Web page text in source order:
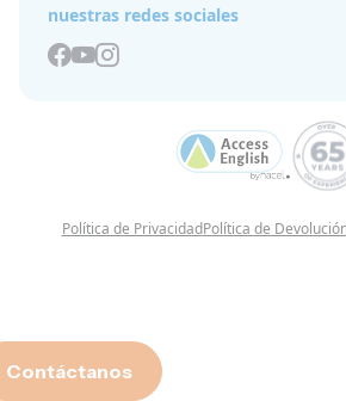
nuestras redes sociales
Política de PrivacidadPolítica de
Contáctanos